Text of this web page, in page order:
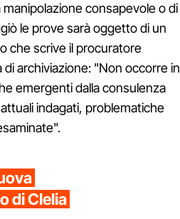
consapevole o di
le prove sarà oggetto di un
che scrive il procuratore
archiviazione: "Non occorre in
emergenti dalla consulenza
indagati, problematiche
di Clelia